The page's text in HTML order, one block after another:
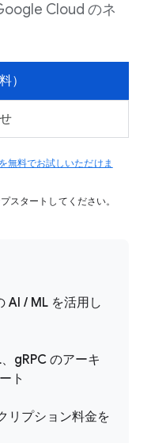
Cloud のネ
）
無料でお試しいただけま
スタートしてください。
AI / ML を活用し
gRPC のアーキ
ト
リプション料金を